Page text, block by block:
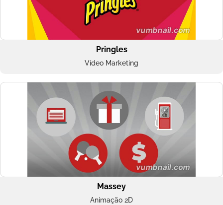
Pringles
Vídeo Marketing
Massey
Animação 2D